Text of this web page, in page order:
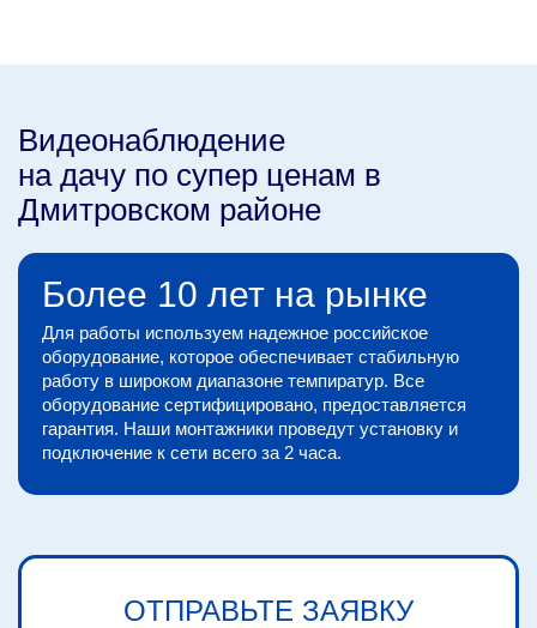
Видеонаблюдение
на дачу по супер ценам в
Дмитровском районе
Более 10 лет на рынке
Для работы используем надежное российское
оборудование, которое обеспечивает стабильную
работу в широком диапазоне темпиратур. Все
оборудование сертифицировано, предоставляется
гарантия. Наши монтажники проведут установку и
подключение к сети всего за 2 часа.
ОТПРАВЬТЕ ЗАЯВКУ